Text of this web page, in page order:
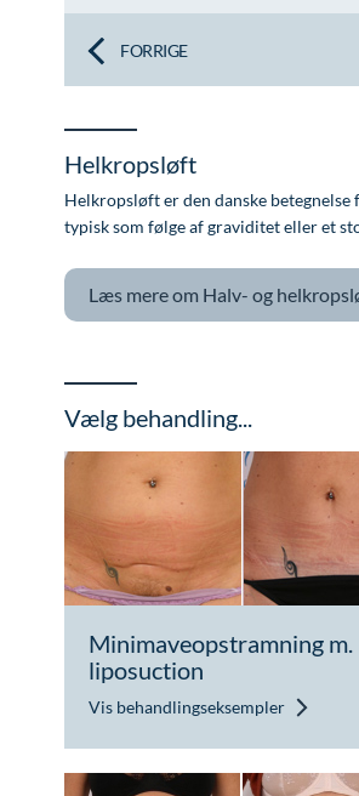
FORRIGE
Helkropsløft
Helkropsløft er den danske
typisk som følge af graviditet eller et
Læs mere om Halv- og
Vælg behandling...
Minimaveopstramning m.
liposuction
Vis behandlingseksempler